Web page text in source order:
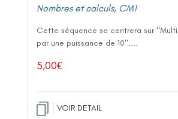
Nombres et calculs, CM1
Cette séquence se centrera sur
par une puissance de 10"....
5,00€
VOIR DETAIL